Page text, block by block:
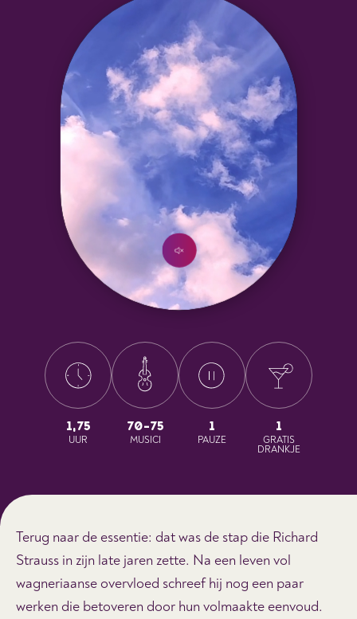
1,75
UUR
70-75
MUSICI
1
PAUZE
1
GRATIS
DRANKJE
Terug naar de essentie: dat was de stap die Richard
Strauss in zijn late jaren zette. Na een leven vol
wagneriaanse overvloed schreef hij nog een paar
werken die betoveren door hun volmaakte eenvoud.